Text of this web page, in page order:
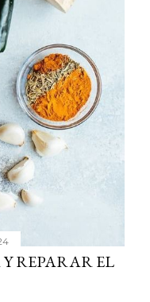
REPARAR EL